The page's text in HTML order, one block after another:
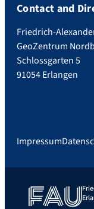
Contact and
Friedrich-
GeoZentrum
Schlossgarten 5
91054 Erlangen
Impressum